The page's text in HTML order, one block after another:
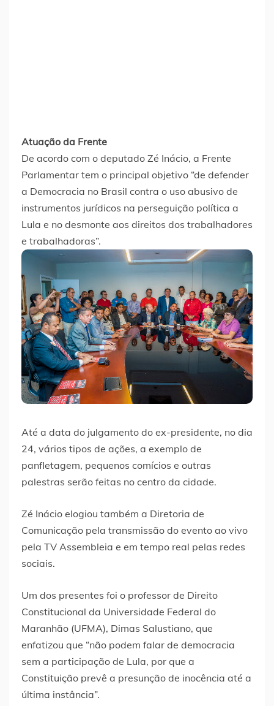
Atuação da Frente
De acordo com o deputado Zé Inácio, a Frente
Parlamentar tem o principal objetivo “de defender
a Democracia no Brasil contra o uso abusivo de
instrumentos jurídicos na perseguição política a
Lula e no desmonte aos direitos dos trabalhadores
e trabalhadoras”.
Até a data do julgamento do ex-presidente, no dia
24, vários tipos de ações, a exemplo de
panfletagem, pequenos comícios e outras
palestras serão feitas no centro da cidade.
Zé Inácio elogiou também a Diretoria de
Comunicação pela transmissão do evento ao vivo
pela TV Assembleia e em tempo real pelas redes
sociais.
Um dos presentes foi o professor de Direito
Constitucional da Universidade Federal do
Maranhão (UFMA), Dimas Salustiano, que
enfatizou que “não podem falar de democracia
sem a participação de Lula, por que a
Constituição prevê a presunção de inocência até a
última instância”.